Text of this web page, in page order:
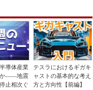
導体産業
か――地震
止相次ぐ
テスラにおけるギガキ
ャストの基本的な考え
方と方向性【前編】